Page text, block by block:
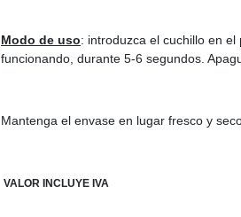
Modo de uso: introduzca el cuchillo en
funcionando, durante 5-6 segundos.
Mantenga el envase en lugar fresco y
VALOR INCLUYE IVA